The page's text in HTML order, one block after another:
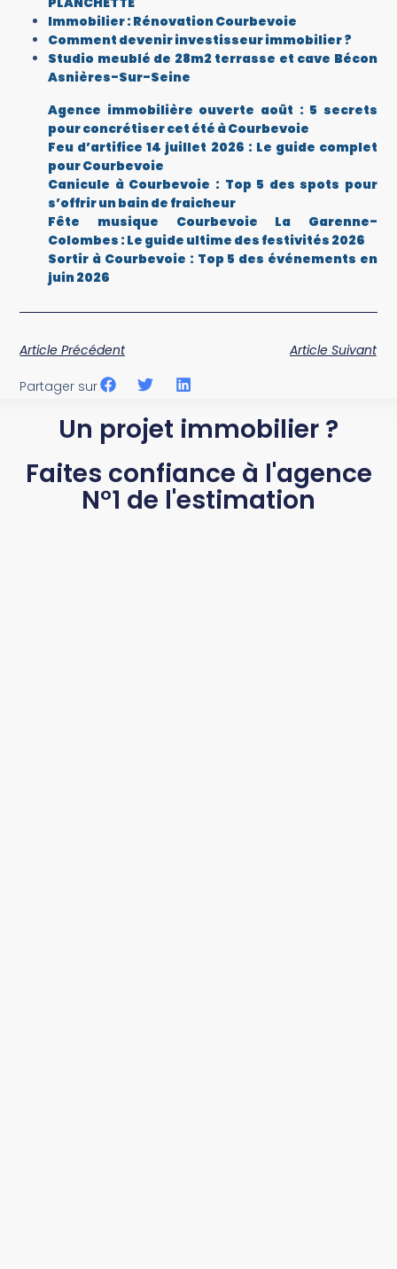
Immobilier : Rénovation Courbevoie
Comment devenir investisseur immobilier ?
Studio meublé de 28m2 terrasse et cave Bécon
Asnières-Sur-Seine
Agence immobilière ouverte août : 5 secrets
pour concrétiser cet été à Courbevoie
Feu d’artifice 14 juillet 2026 : Le guide complet
pour Courbevoie
Canicule à Courbevoie : Top 5 des spots pour
s’offrir un bain de fraicheur
Fête musique Courbevoie La Garenne-
Colombes : Le guide ultime des festivités 2026
Sortir à Courbevoie : Top 5 des événements en
juin 2026
Article Précédent Article Suivant
Partager sur
Un projet immobilier ?
Faites confiance à l'agence
N°1 de l'estimation